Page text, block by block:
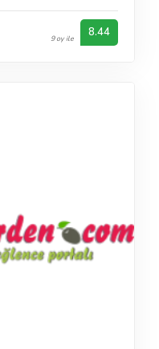
9 oy ile 8.44